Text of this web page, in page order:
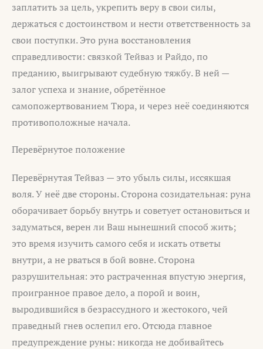
заплатить за цель, укрепить веру в свои силы,
держаться с достоинством и нести ответственность за
свои поступки. Это руна восстановления
справедливости: связкой Тейваз и Райдо, по
преданию, выигрывают судебную тяжбу. В ней —
залог успеха и знание, обретённое
самопожертвованием Тюра, и через неё соединяются
противоположные начала.
Перевёрнутое положение
Перевёрнутая Тейваз — это убыль силы, иссякшая
воля. У неё две стороны. Сторона созидательная: руна
оборачивает борьбу внутрь и советует остановиться и
задуматься, верен ли Ваш нынешний способ жить;
это время изучить самого себя и искать ответы
внутри, а не рваться в бой вовне. Сторона
разрушительная: это растраченная впустую энергия,
проигранное правое дело, а порой и воин,
выродившийся в безрассудного и жестокого, чей
праведный гнев ослепил его. Отсюда главное
предупреждение руны: никогда не добивайтесь